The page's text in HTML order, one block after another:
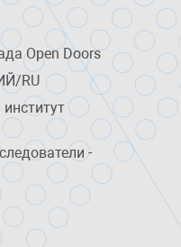
Open Doors
RU
-